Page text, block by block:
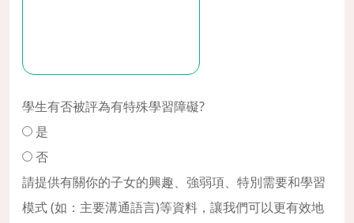
學生有否被評為有特殊學習障礙?
是
否
請提供有關你的子女的興趣、強弱項、特別需要和學習
模式 (如：主要溝通語言)等資料，讓我們可以更有效地